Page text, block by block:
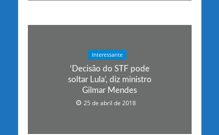
Interessante
‘Decisão do STF pode
soltar Lula’, diz ministro
Gilmar Mendes
25 de abril de 2018